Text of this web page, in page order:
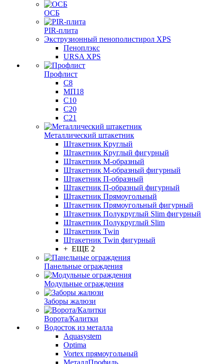
ОСБ
PIR-плита
Экструзионный пенополистирол XPS
Пеноплэкс
URSA XPS
Профлист
С8
МП18
С10
С20
С21
Металлический штакетник
Штакетник Круглый
Штакетник Круглый фигурный
Штакетник М-образный
Штакетник М-образный фигурный
Штакетник П-образный
Штакетник П-образный фигурный
Штакетник Прямоугольный
Штакетник Прямоугольный фигурный
Штакетник Полукруглый Slim фигурный
Штакетник Полукруглый Slim
Штакетник Twin
Штакетник Twin фигурный
+ ЕЩЕ 2
Панельные ограждения
Модульные ограждения
Заборы жалюзи
Ворота/Калитки
Водосток из металла
Aquasystem
Optima
Vortex прямоугольный
МеталлПрофиль